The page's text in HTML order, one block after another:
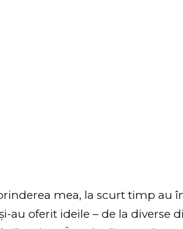
mea, la scurt timp au
au oferit ideile – de la diverse